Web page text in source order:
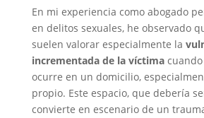
En mi experiencia como abogado
en delitos sexuales, he observado
suelen valorar especialmente la
incrementada de la víctimacuando
ocurre en un domicilio,
propio. Este espacio, que debería
convierte en escenario de un